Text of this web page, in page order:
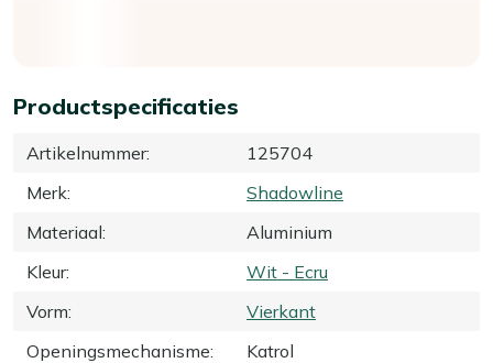
Productspecificaties
Artikelnummer:
125704
Merk:
Shadowline
Materiaal:
Aluminium
Kleur:
Wit - Ecru
Vorm:
Vierkant
Openingsmechanisme:
Katrol